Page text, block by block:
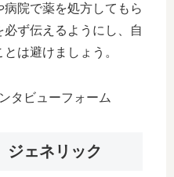
院で薬を処方してもら
ず伝えるようにし、自
は避けましょう。
タビューフォーム
ジェネリック